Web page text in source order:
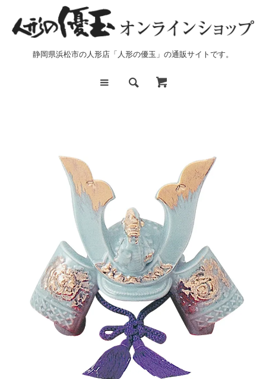
静岡県浜松市の人形店「人形の優玉」の通販サイトです。